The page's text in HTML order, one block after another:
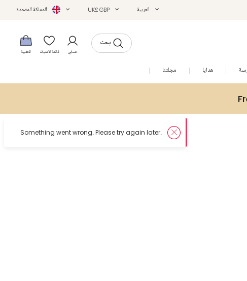
العربية UK£ GBP المملكة المتحدة
بحث
حسابي قائمة الأمنيات الحقيبة
هدايا مجلتنا